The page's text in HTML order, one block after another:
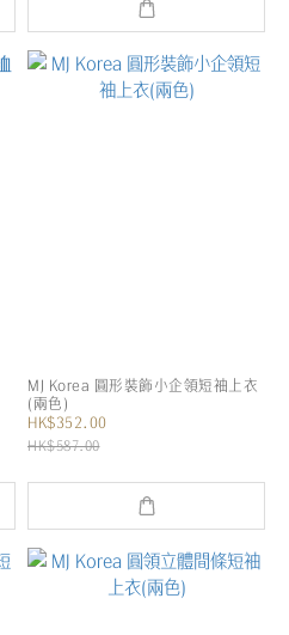
MJ Korea 圓形裝飾小企領短袖上衣
(兩色)
HK$352.00
HK$587.00